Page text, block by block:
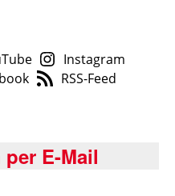
Instagram
RSS-Feed
E-Mail